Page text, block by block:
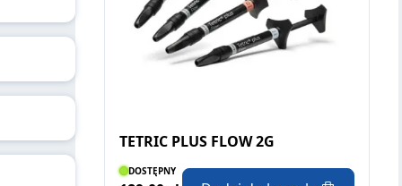
TETRIC PLUS FLOW 2G
DOSTĘPNY